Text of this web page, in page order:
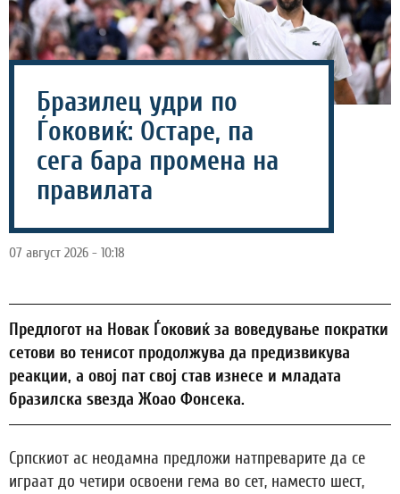
Бразилец удри по
Ѓоковиќ: Остаре, па
сега бара промена на
правилата
07 август 2026 - 10:18
Предлогот на Новак Ѓоковиќ за воведување пократки
сетови во тенисот продолжува да предизвикува
реакции, а овој пат свој став изнесе и младата
бразилска ѕвезда Жоао Фонсека.
Српскиот ас неодамна предложи натпреварите да се
играат до четири освоени гема во сет, наместо шест,